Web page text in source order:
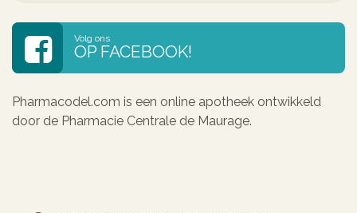
Volg ons
OP FACEBOOK!
Pharmacodel.com is een online apotheek ontwikkeld
door de Pharmacie Centrale de Maurage.